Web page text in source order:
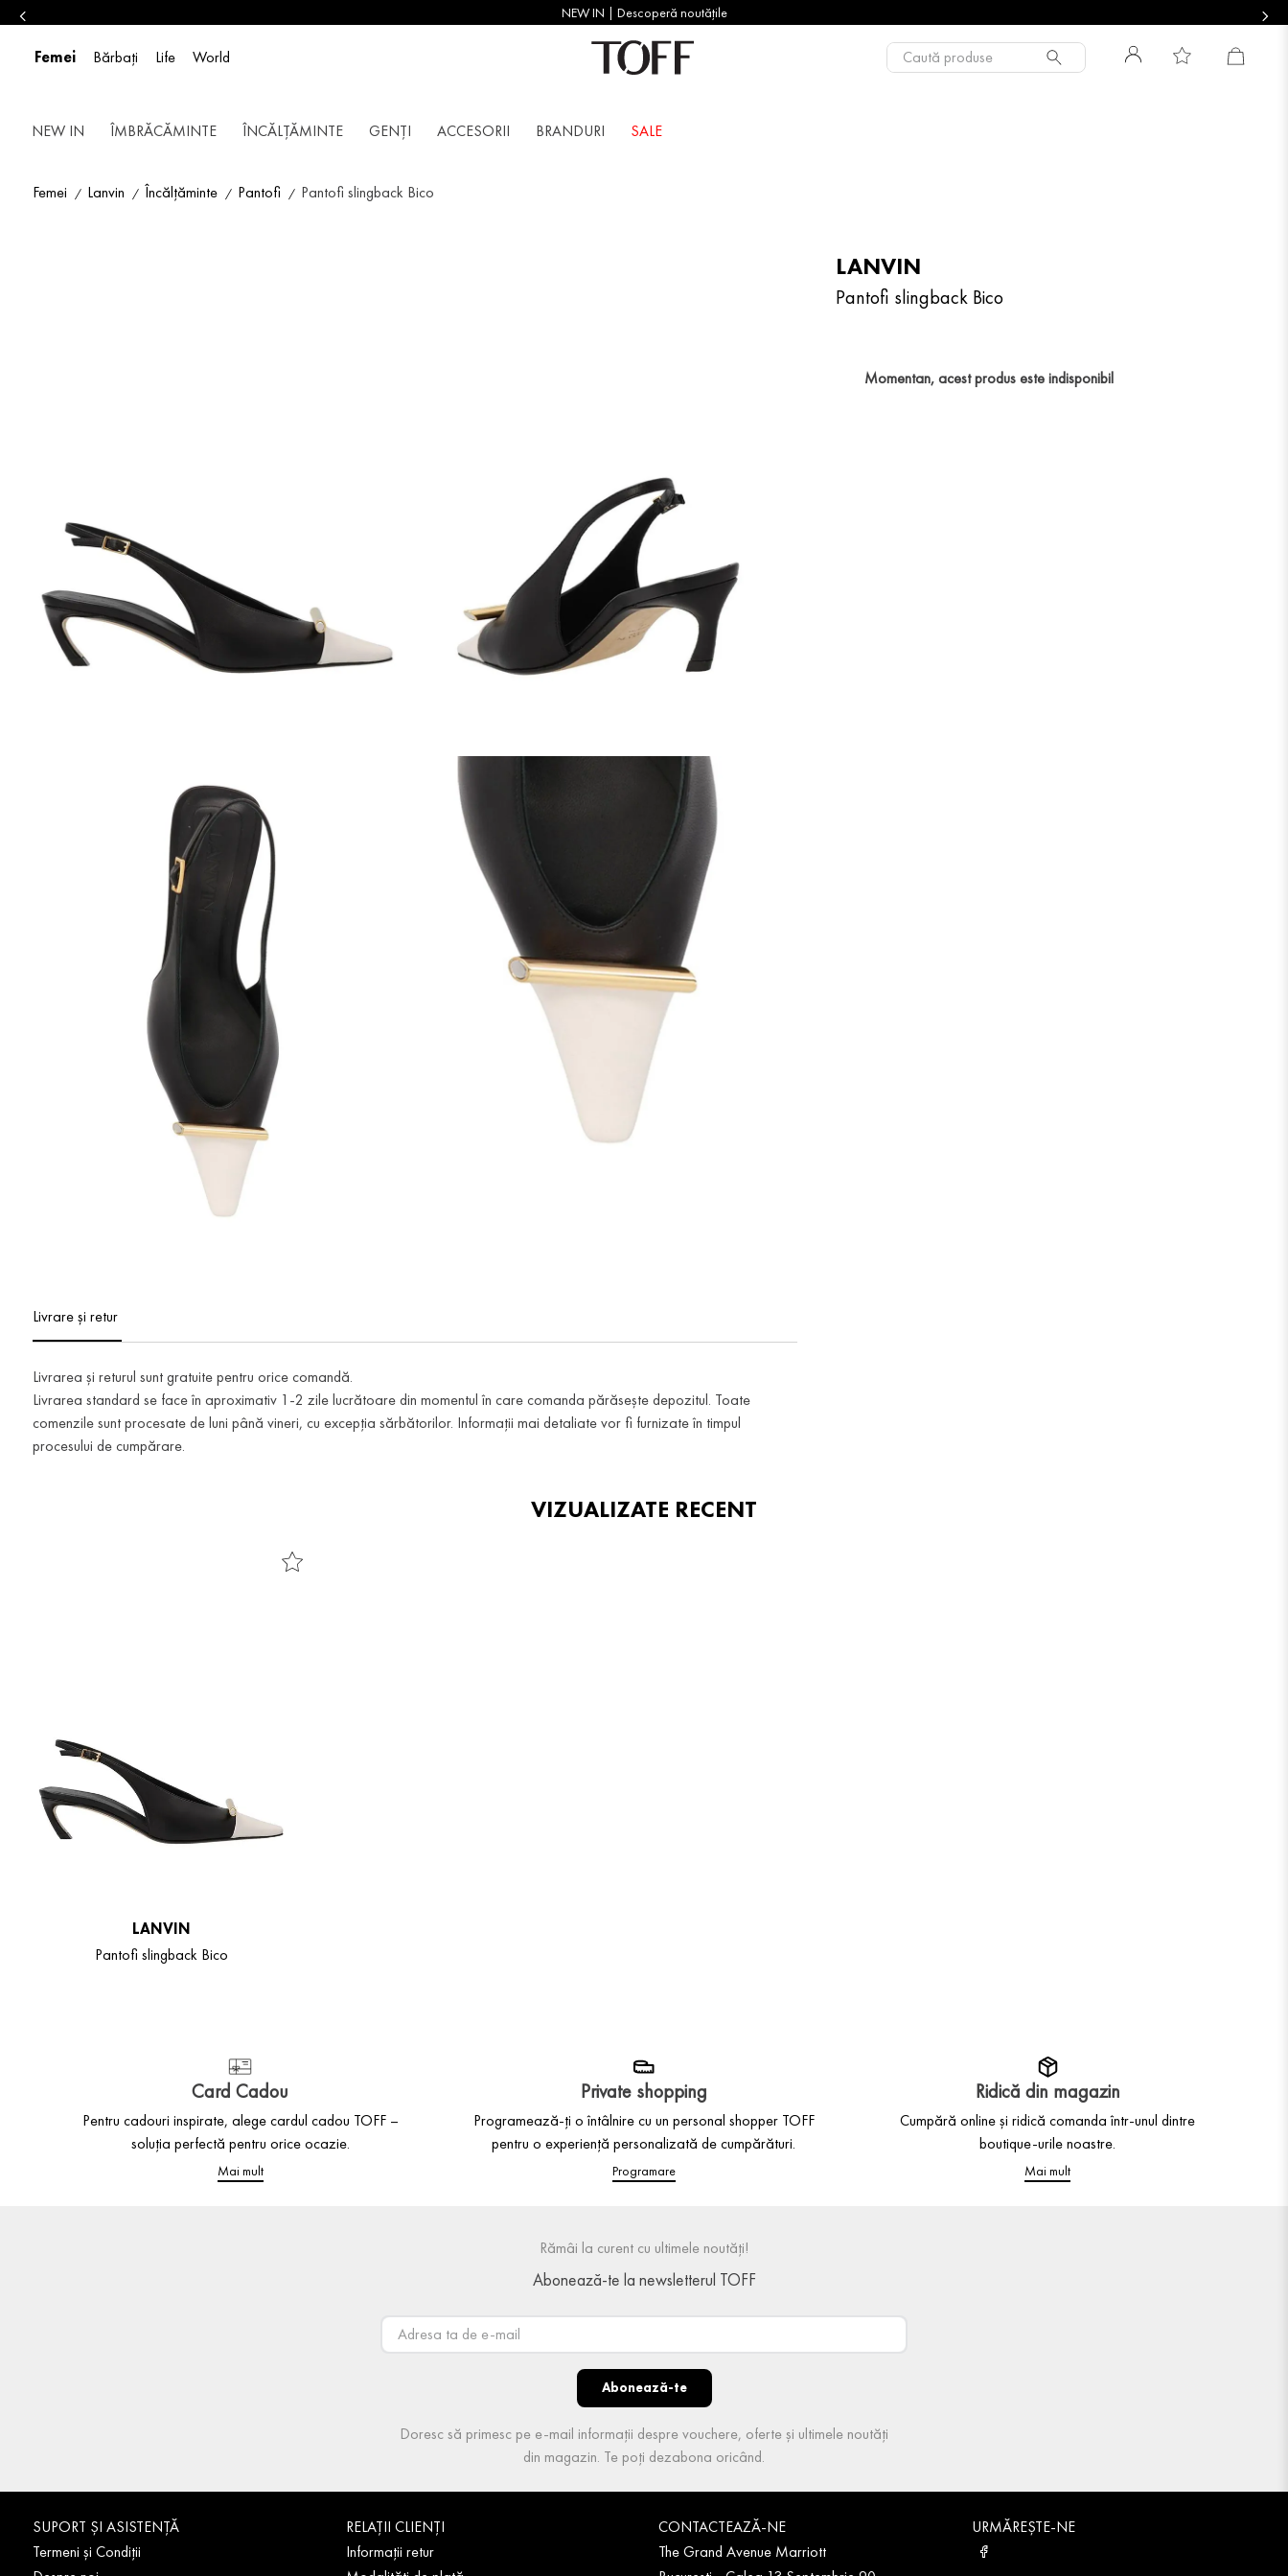
NEW IN | Descoperă noutățile
Femei Bărbați Life World Caută produse
NEW IN ÎMBRĂCĂMINTE ÎNCĂLȚĂMINTE GENȚI ACCESORII BRANDURI SALE
Femei Lanvin Încălțăminte Pantofi Pantofi slingback Bico
LANVIN
Pantofi slingback Bico
Momentan, acest produs este indisponibil
Livrare și retur
Livrarea și returul sunt gratuite pentru orice comandă.
Livrarea standard se face în aproximativ 1-2 zile lucrătoare din momentul în care comanda părăsește depozitul. Toate
comenzile sunt procesate de luni până vineri, cu excepția sărbătorilor. Informații mai detaliate vor fi furnizate în timpul
procesului de cumpărare.
VIZUALIZATE RECENT
LANVIN
Pantofi slingback Bico
Card Cadou
Pentru cadouri inspirate, alege cardul cadou TOFF –
soluția perfectă pentru orice ocazie.
Mai mult
Private shopping
Programează-ți o întâlnire cu un personal shopper TOFF
pentru o experiență personalizată de cumpărături.
Programare
Ridică din magazin
Cumpără online și ridică comanda într-unul dintre
boutique-urile noastre.
Mai mult
Rămâi la curent cu ultimele noutăți!
Abonează-te la newsletterul TOFF
Abonează-te
Doresc să primesc pe e-mail informații despre vouchere, oferte și ultimele noutăți
din magazin. Te poți dezabona oricând.
SUPORT ȘI ASISTENȚĂ
Termeni și Condiții
RELAȚII CLIENȚI
Informații retur
CONTACTEAZĂ-NE
The Grand Avenue Marriott
URMĂREȘTE-NE